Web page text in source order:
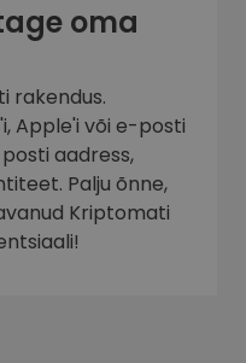
oma
rakendus.
Apple'i või e-posti
aadress,
Palju õnne,
Kriptomati